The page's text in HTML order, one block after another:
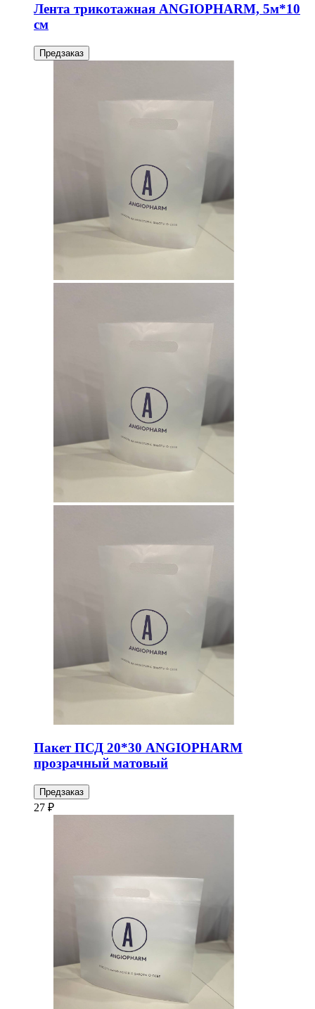
Лента трикотажная ANGIOPHARM, 5м*10
см
Предзаказ
Пакет ПСД 20*30 ANGIOPHARM
прозрачный матовый
Предзаказ
27 ₽